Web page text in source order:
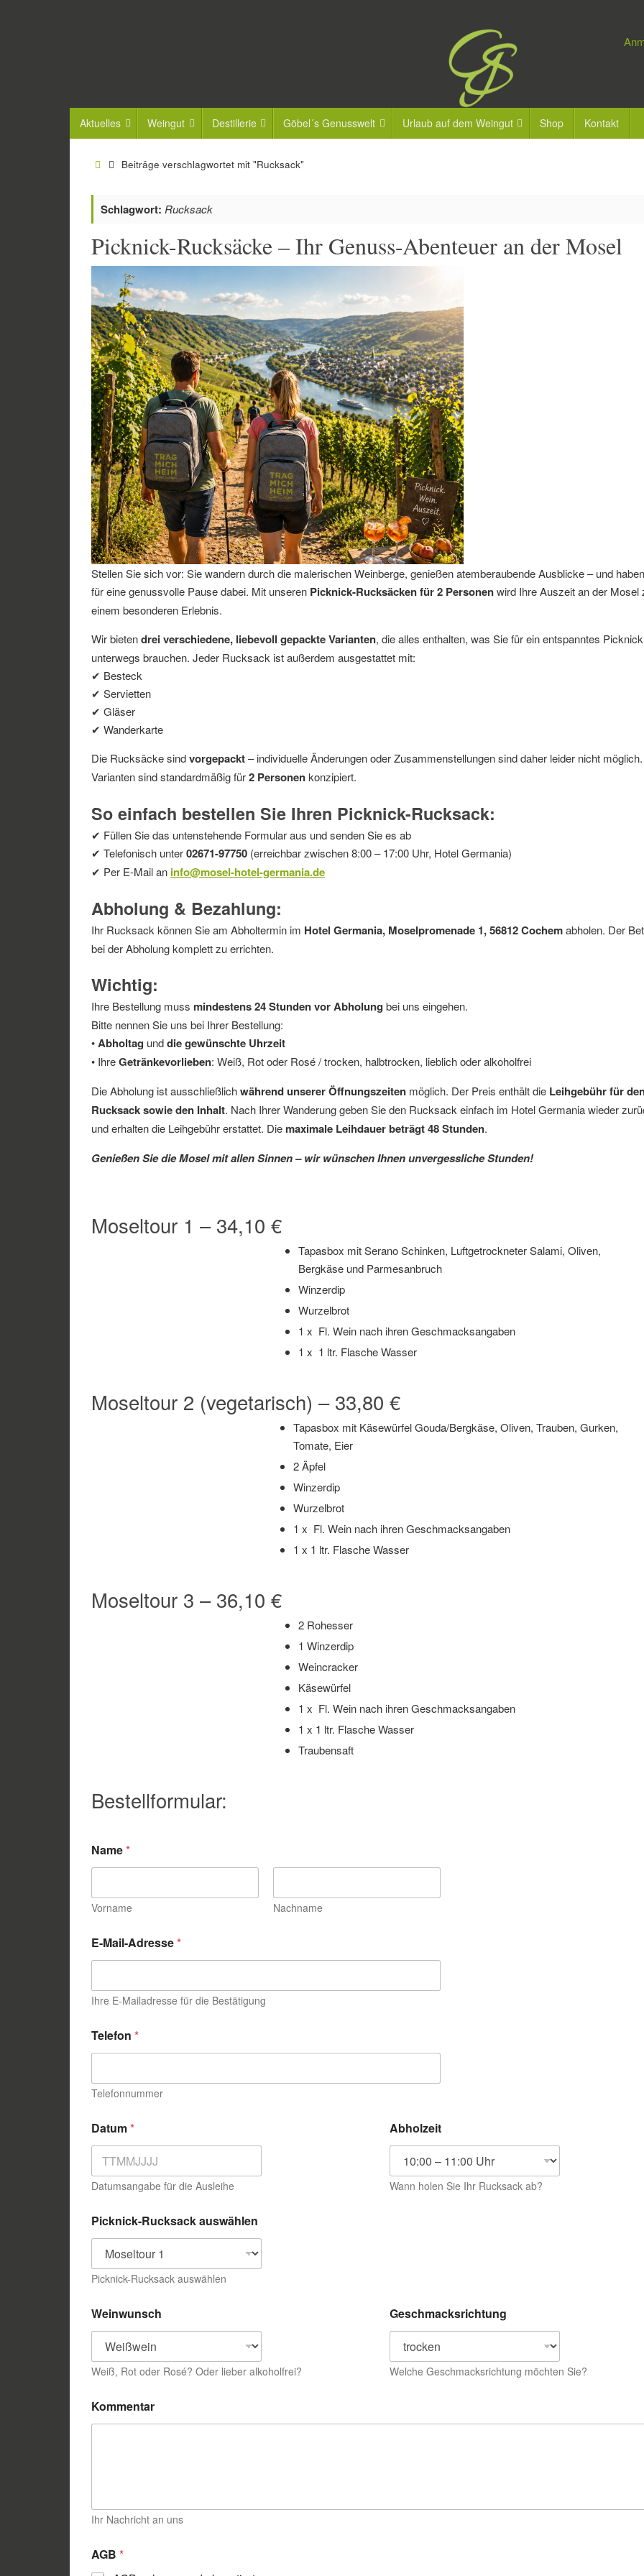
Inhalt
Aktuelles Weingut Destillerie Göbel´s Genusswelt Urlaub auf dem Weingut Shop Kontakt
StartBeiträge verschlagwortet mit "Rucksack"
Schlagwort: Rucksack
Picknick-Rucksäcke – Ihr Genuss-Abenteuer an der Mosel
Stellen Sie sich vor: Sie wandern durch die malerischen Weinberge, genießen atemberaubende Ausblicke – und
für eine genussvolle Pause dabei. Mit unseren Picknick-Rucksäcken für 2 Personenwird Ihre Auszeit an der Mosel
einem besonderen Erlebnis.
Wir bietendrei verschiedene, liebevoll gepackte Varianten, die alles enthalten, was Sie für ein entspanntes Picknick
unterwegs brauchen. Jeder Rucksack ist außerdem ausgestattet mit:
✔ Besteck
✔ Servietten
✔ Gläser
✔ Wanderkarte
Die Rucksäcke sindvorgepackt– individuelle Änderungen oder Zusammenstellungen sind daher leider nicht
Varianten sind standardmäßig für2 Personenkonzipiert.
So einfach bestellen Sie Ihren Picknick-Rucksack:
✔ Füllen Sie das untenstehende Formular aus und senden Sie es ab
✔ Telefonisch unter02671-97750 (erreichbar zwischen 8:00 – 17:00 Uhr, Hotel Germania)
✔ Per E-Mail an info@mosel-hotel-germania.de
Abholung & Bezahlung:
Ihr Rucksack können Sie am Abholtermin im Hotel Germania, Moselpromenade 1, 56812 Cochemabholen. Der
bei der Abholung komplett zu errichten.
Wichtig:
Ihre Bestellung muss mindestens 24 Stunden vor Abholung bei uns eingehen.
Bitte nennen Sie uns bei Ihrer Bestellung:
•Abholtag unddie gewünschte Uhrzeit
• IhreGetränkevorlieben: Weiß, Rot oder Rosé / trocken, halbtrocken, lieblich oder alkoholfrei
Die Abholung ist ausschließlichwährend unserer Öffnungszeiten möglich. Der Preis enthält die Leihgebühr für
Rucksack sowie den Inhalt. Nach Ihrer Wanderung geben Sie den Rucksack einfach im Hotel Germania wieder
und erhalten die Leihgebühr erstattet. Die maximale Leihdauer beträgt 48 Stunden.
Genießen Sie die Mosel mit allen Sinnen – wir wünschen Ihnen unvergessliche Stunden!
Moseltour 1 – 34,10 €
Tapasbox mit Serano Schinken, Luftgetrockneter Salami, Oliven,
Bergkäse und Parmesanbruch
Winzerdip
Wurzelbrot
1 x Fl. Wein nach ihren Geschmacksangaben
1 x 1 ltr. Flasche Wasser
Moseltour 2 (vegetarisch) – 33,80 €
Tapasbox mit Käsewürfel Gouda/Bergkäse, Oliven, Trauben, Gurken,
Tomate, Eier
2 Äpfel
Winzerdip
Wurzelbrot
1 x Fl. Wein nach ihren Geschmacksangaben
1 x 1 ltr. Flasche Wasser
Moseltour 3 – 36,10 €
2 Rohesser
1 Winzerdip
Weincracker
Käsewürfel
1 x Fl. Wein nach ihren Geschmacksangaben
1 x 1 ltr. Flasche Wasser
Traubensaft
Bestellformular:
Name*
Vorname Nachname
E-Mail-Adresse*
Ihre E-Mailadresse für die Bestätigung
Telefon *
Telefonnummer
e
s
h
m
c
k
s
i
c
t
u
n
P
i
k
c
k
a
Datum*
Datumsangabe für die Ausleihe
Abholzeit
Wann holen Sie Ihr Rucksack ab?
Picknick-Rucksack auswählen
Picknick-Rucksack auswählen
Weinwunsch
Weiß, Rot oder Rosé? Oder lieber alkoholfrei?
Geschmacksrichtung
Welche Geschmacksrichtung möchten Sie?
Kommentar
Ihr Nachricht an uns
AGB *